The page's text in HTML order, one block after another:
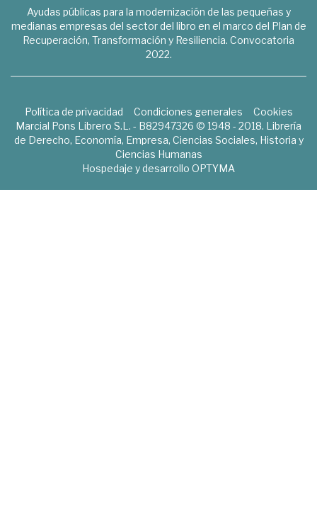
Ayudas públicas para la modernización de las pequeñas y
medianas empresas del sector del libro en el marco del Plan de
Recuperación, Transformación y Resiliencia. Convocatoria
2022.
Política de privacidad Condiciones generales
Cookies
Marcial Pons Librero S.L. - B82947326 © 1948 - 2018. Librería
de Derecho, Economía, Empresa, Ciencias Sociales, Historia y
Ciencias Humanas
Hospedaje y desarrollo OPTYMA